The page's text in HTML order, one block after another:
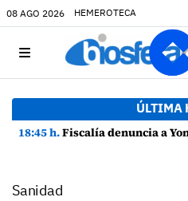
08 AGO 2026 HEMEROTECA
ÚLTIMA
18:45 h.Fiscalía denuncia a Yonathan de León y a
Sanidad